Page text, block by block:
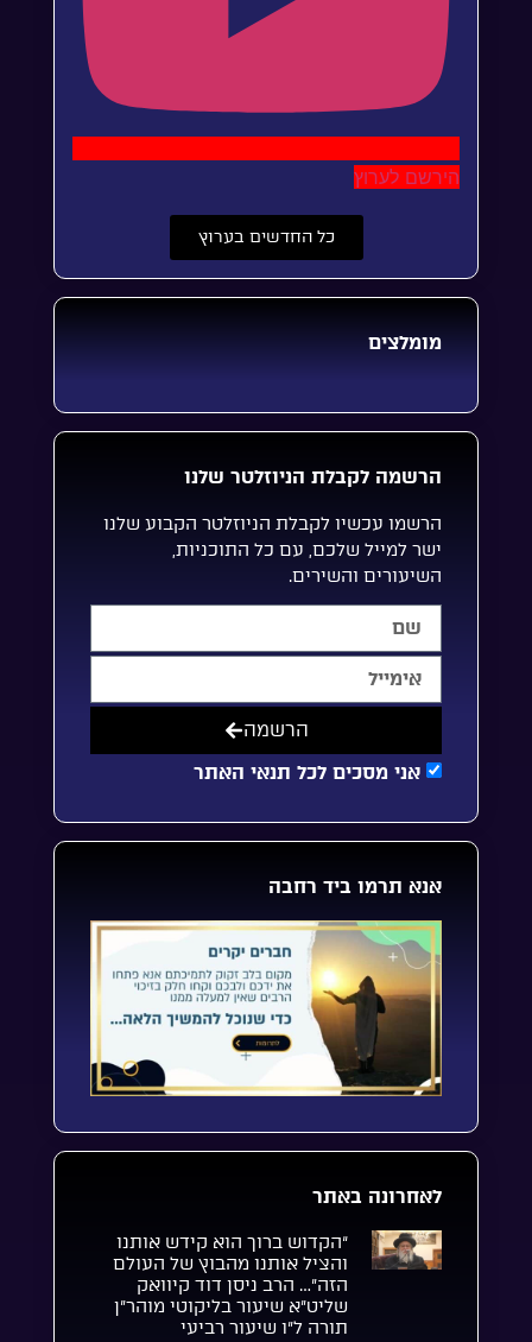
הירשם לערוץ
כל החדשים בערוץ
מומלצים
הרשמה לקבלת הניוזלטר שלנו
הרשמו עכשיו לקבלת הניוזלטר הקבוע שלנו
ישר למייל שלכם, עם כל התוכניות,
השיעורים והשירים.
אני מסכים לכל תנאי האתר
הרשמה
אנא תרמו ביד רחבה
לאחרונה באתר
“הקדוש ברוך הוא קידש אותנו
והציל אותנו מהבוץ של העולם
הזה”… הרב ניסן דוד קיוואק
שליט”א שיעור בליקוטי מוהר”ן
תורה ל”ו שיעור רביעי